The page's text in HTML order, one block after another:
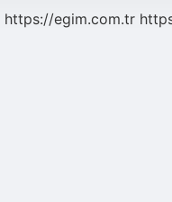
https://egim.com.tr